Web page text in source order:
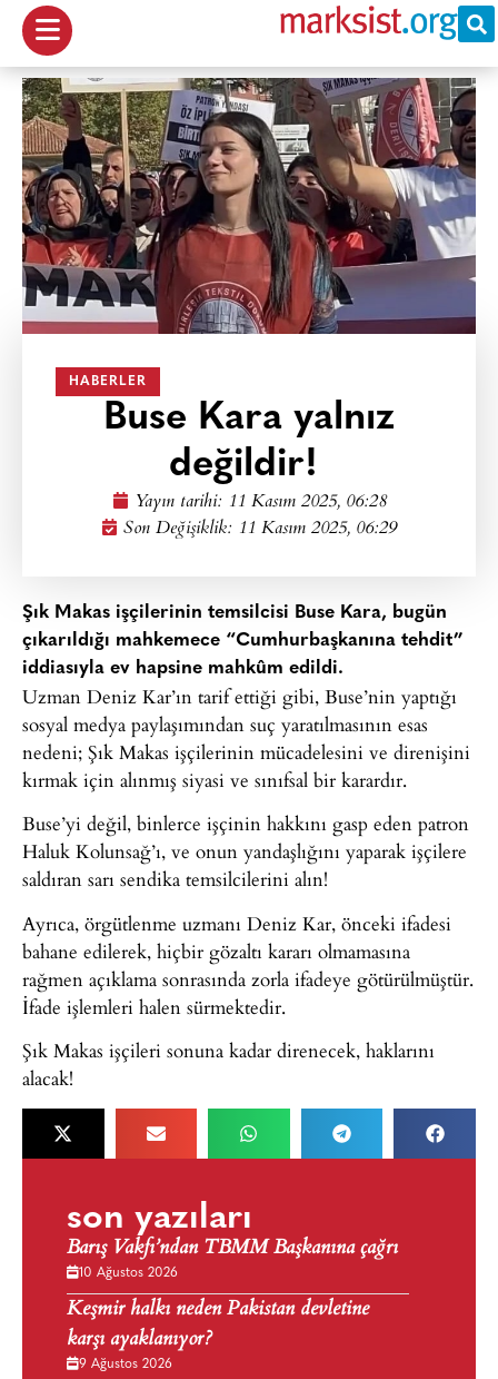
HABERLER
Buse Kara yalnız
değildir!
Yayın tarihi: 11 Kasım 2025, 06:28
Son Değişiklik: 11 Kasım 2025, 06:29
Şık Makas işçilerinin temsilcisi Buse Kara, bugün
çıkarıldığı mahkemece “Cumhurbaşkanına tehdit”
iddiasıyla ev hapsine mahkûm edildi.
Uzman Deniz Kar’ın tarif ettiği gibi, Buse’nin yaptığı
sosyal medya paylaşımından suç yaratılmasının esas
nedeni; Şık Makas işçilerinin mücadelesini ve direnişini
kırmak için alınmış siyasi ve sınıfsal bir karardır.
Buse’yi değil, binlerce işçinin hakkını gasp eden patron
Haluk Kolunsağ’ı, ve onun yandaşlığını yaparak işçilere
saldıran sarı sendika temsilcilerini alın!
Ayrıca, örgütlenme uzmanı Deniz Kar, önceki ifadesi
bahane edilerek, hiçbir gözaltı kararı olmamasına
rağmen açıklama sonrasında zorla ifadeye götürülmüştür.
İfade işlemleri halen sürmektedir.
Şık Makas işçileri sonuna kadar direnecek, haklarını
alacak!
son yazıları
Barış Vakfı’ndan TBMM Başkanına çağrı
10 Ağustos 2026
Keşmir halkı neden Pakistan devletine
karşı ayaklanıyor?
9 Ağustos 2026